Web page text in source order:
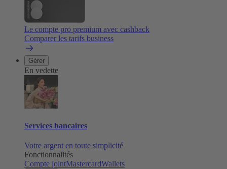
Le compte pro premium avec cashback
Comparer les tarifs business
Gérer
En vedette
Services bancaires
Votre argent en toute simplicité
Fonctionnalités
Compte jointMastercardWallets